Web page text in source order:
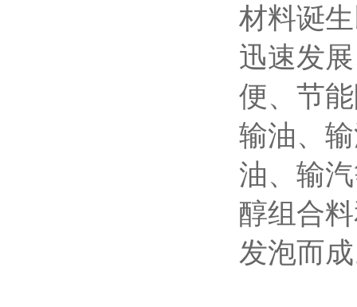
材料诞
迅速发
便、节
输油、
油、输
醇组合
发泡而